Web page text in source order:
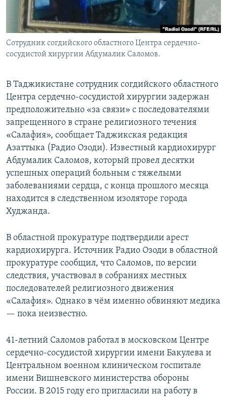
Сотрудник согдийского областного Центра сердечно-
сосудистой хирургии Абдумалик Саломов.
В Таджикистане сотрудник согдийского областного
Центра сердечно-сосудистой хирургии задержан
предположительно «за связи» с последователями
запрещенного в стране религиозного течения
«Салафия», сообщает Таджикская редакция
Азаттыка (Радио Озоди). Известный кардиохирург
Абдумалик Саломов, который провел десятки
успешных операций больным с тяжелыми
заболеваниями сердца, с конца прошлого месяца
находится в следственном изоляторе города
Худжанда.
В областной прокуратуре подтвердили арест
кардиохирурга. Источник Радио Озоди в областной
прокуратуре сообщил, что Саломов, по версии
следствия, участвовал в собраниях местных
последователей религиозного движения
«Салафия». Однако в чём именно обвиняют медика
— пока неизвестно.
41-летний Саломов работал в московском Центре
сердечно-сосудистой хирургии имени Бакулева и
Центральном военном клиническом госпитале
имени Вишневского министерства обороны
России. В 2015 году его пригласили на работу в